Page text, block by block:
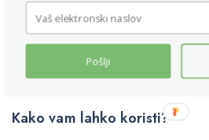
kot za profesionalce, kar je
kreatin povečuje telesno
kratkih, zelo intenzivnih
učinek pa se pojavi pri uživanju
Kako vam lahko koristi?
Pošlji